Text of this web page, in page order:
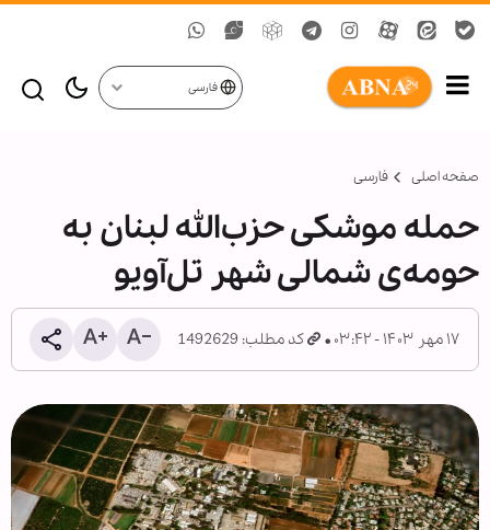
فارسی
صفحه اصلی فارسی
حمله موشکی حزب‌الله لبنان به
حومه‌ی شمالی شهر تل‌آویو
۱۷ مهر ۱۴۰۳ - ۰۳:۴۲ کد مطلب: 1492629